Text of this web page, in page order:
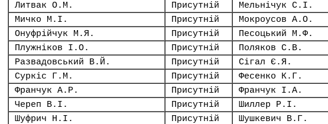
Литвак О.М.
Присутній Мельнічук С.І.
Мичко М.І.
Присутній Мокроусов А.О.
Онуфрійчук М.Я.
Присутній Песоцький М.Ф.
Плужніков І.О.
Присутній Поляков С.В.
Развадовський В.Й.
Присутній Сігал Є.Я.
Суркіс Г.М.
Присутній Фесенко К.Г.
Франчук А.Р.
Присутній Франчук І.А.
Череп В.І.
Присутній Шиллер Р.І.
Шуфрич Н.І.
Присутній Шушкевич В.Г.